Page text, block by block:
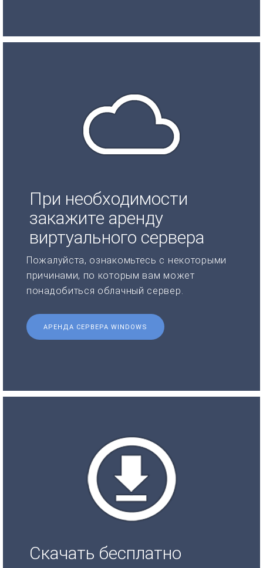
При необходимости
закажите аренду
виртуального сервера
Пожалуйста, ознакомьтесь с некоторыми
причинами, по которым вам может
понадобиться облачный сервер.
АРЕНДА СЕРВЕРА WINDOWS
Скачать бесплатно